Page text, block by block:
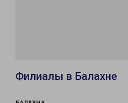
Филиалы в Балахне